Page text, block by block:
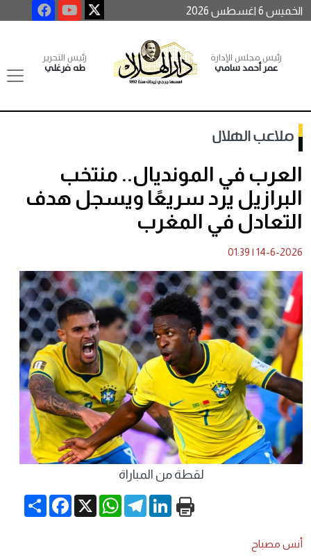
الخميس 6 اغسطس 2026
رئيس مجلس الإدارة
عمر أحمد سامي
رئيس التحرير
طه فرغلي
ملاعب الهلال
العرب في المونديال.. منتخب
البرازيل يرد سريعًا ويسجل هدف
التعادل في المغرب
14-6-2026
|
01:39
لقطة من المباراة
Share
Facebook X
WhatsApp
TelegramLinkedIn
أنس مصباح